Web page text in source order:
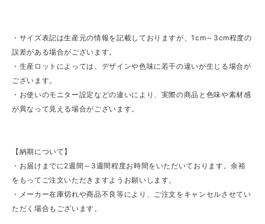
・サイズ表記は生産元の情報を記載しておりますが、1cm～3cm程度の
誤差がある場合がございます。
・生産ロットによっては、デザインや色味に若干の違いが生じる場合が
ございます。
・お使いのモニター設定などの違いにより、実際の商品と色味や素材感
が異なって見える場合がございます。
【納期について】
・お届けまでに2週間～3週間程度お時間をいただいております。余裕
をもってご注文いただきますようお願いします。
・メーカー在庫切れや商品不良等により、ご注文をキャンセルさせてい
ただく場合もございます。